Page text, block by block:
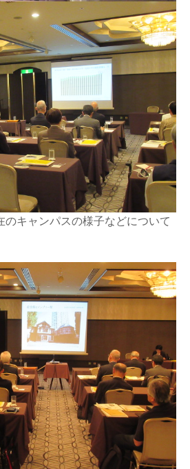
のキャンパスの様子などについて